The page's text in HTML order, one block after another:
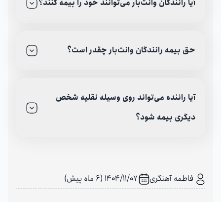
آیا رانندگان وانت‌بار می‌توانند خود را بیمه کنند؟
حق بیمه رانندگان وانت‌بار چقدر است؟
آیا راننده می‌تواند روی وسیله نقلیه شخص
دیگری بیمه شود؟
فاطمه آهنگری 1404/11/07 (6 ماه پیش)